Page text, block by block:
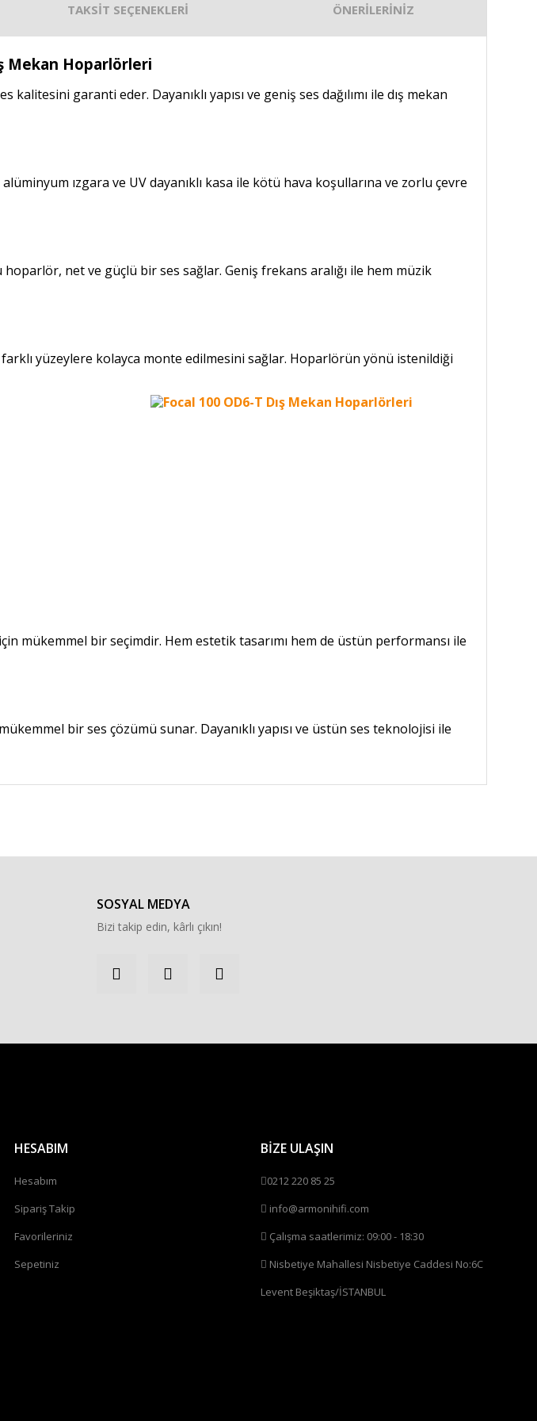
TAKSİT SEÇENEKLERİ ÖNERİLERİNİZ
Mekan Hoparlörleri
garanti eder. Dayanıklı yapısı ve geniş ses dağılımı ile dış mekan
ızgara ve UV dayanıklı kasa ile kötü hava koşullarına ve zorlu çevre
net ve güçlü bir ses sağlar. Geniş frekans aralığı ile hem müzik
yüzeylere kolayca monte edilmesini sağlar. Hoparlörün yönü istenildiği
mükemmel bir seçimdir. Hem estetik tasarımı hem de üstün performansı ile
bir ses çözümü sunar. Dayanıklı yapısı ve üstün ses teknolojisi ile
SOSYAL MEDYA
Bizi takip edin, kârlı çıkın!
HESABIM
Hesabım
Sipariş Takip
Favorileriniz
Sepetiniz
BİZE ULAŞIN
0212 220 85 25
info@armonihifi.com
Çalışma saatlerimiz: 09:00 - 18:30
Nisbetiye Mahallesi Nisbetiye Caddesi No:6C
Levent Beşiktaş/İSTANBUL